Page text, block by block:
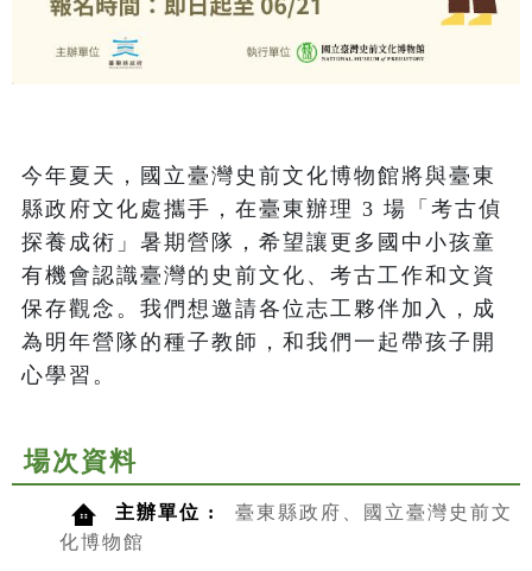
今年夏天，國立臺灣史前文化博物館將與臺東
縣政府文化處攜手，在臺東辦理 3 場「考古偵
探養成術」暑期營隊，希望讓更多國中小孩童
有機會認識臺灣的史前文化、考古工作和文資
保存觀念。我們想邀請各位志工夥伴加入，成
為明年營隊的種子教師，和我們一起帶孩子開
心學習。
場次資料
主辦單位 :
臺東縣政府、國立臺灣史前文
化博物館